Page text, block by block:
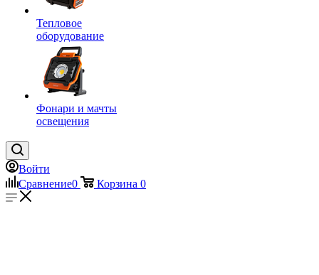
Тепловое
оборудование
Фонари и мачты
освещения
Войти
Сравнение0 Корзина 0